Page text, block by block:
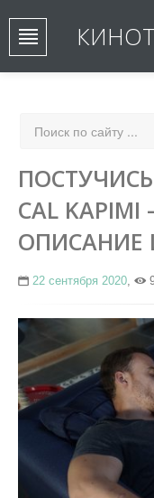
CAL
ОПИСАНИЕ
22 сентября 2020,